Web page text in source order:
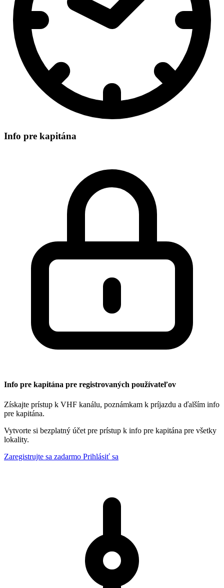
Info pre kapitána
Info pre kapitána pre registrovaných používateľov
Získajte prístup k VHF kanálu, poznámkam k príjazdu a ďalším info
pre kapitána.
Vytvorte si bezplatný účet pre prístup k info pre kapitána pre všetky
lokality.
Zaregistrujte sa zadarmo Prihlásiť sa